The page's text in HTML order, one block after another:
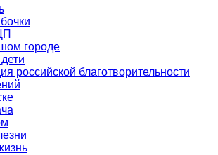
городе
российской благотворительности